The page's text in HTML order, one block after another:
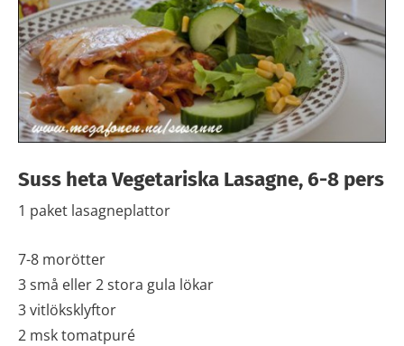
Suss heta Vegetariska Lasagne, 6-8 pers
1 paket lasagneplattor
7-8 morötter
3 små eller 2 stora gula lökar
3 vitlöksklyftor
2 msk tomatpuré